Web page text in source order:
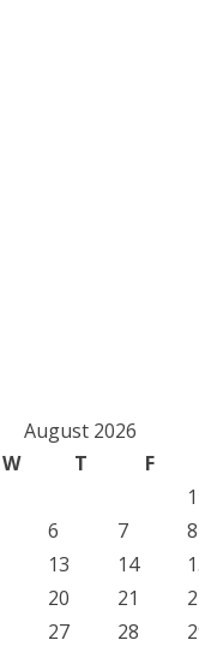
August 2026
W T F
1
6 7 8
13 14
20 21
27 28